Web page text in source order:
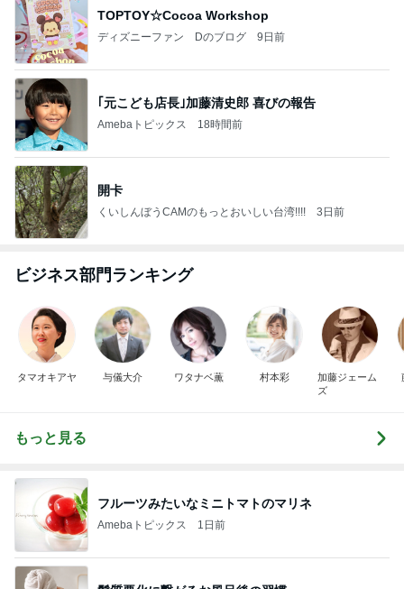
TOPTOY☆Cocoa Workshop
ディズニーファン Dのブログ 9日前
｢元こども店長｣加藤清史郎 喜びの報告
Amebaトピックス 18時間前
開卡
くいしんぼうCAMのもっとおいしい台湾!!!! 3日前
ビジネス部門ランキング
タマオキアヤ 与儀大介 ワタナベ薫 村本彩
加藤ジェーム
ズ
もっと見る
フルーツみたいなミニトマトのマリネ
Amebaトピックス 1日前